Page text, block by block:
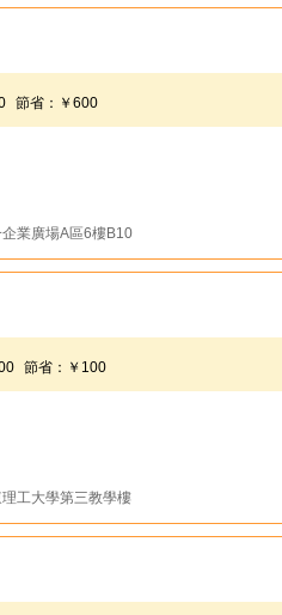
節省： ￥600
業廣場A區6樓B10
節省： ￥100
工大學第三教學樓